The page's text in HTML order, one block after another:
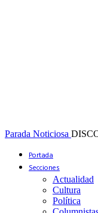
Parada Noticiosa
Portada
Secciones
Actualidad
Cultura
Política